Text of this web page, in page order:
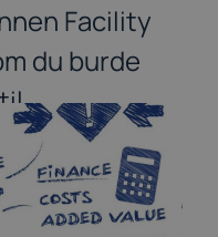
Facility
du burde